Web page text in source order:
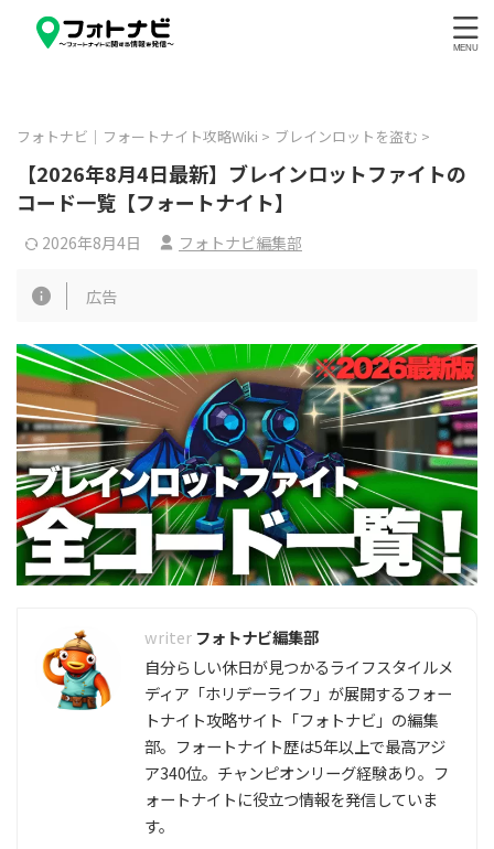
フォトナビ｜フォートナイト攻略Wiki > ブレインロットを盗む >
【2026年8月4日最新】ブレインロットファイトの
コード一覧【フォートナイト】
2026年8月4日 フォトナビ編集部
広告
フォトナビ編集部
自分らしい休日が見つかるライフスタイルメ
ディア「ホリデーライフ」が展開するフォー
トナイト攻略サイト「フォトナビ」の編集
部。フォートナイト歴は5年以上で最高アジ
ア340位。チャンピオンリーグ経験あり。フ
ォートナイトに役立つ情報を発信していま
す。